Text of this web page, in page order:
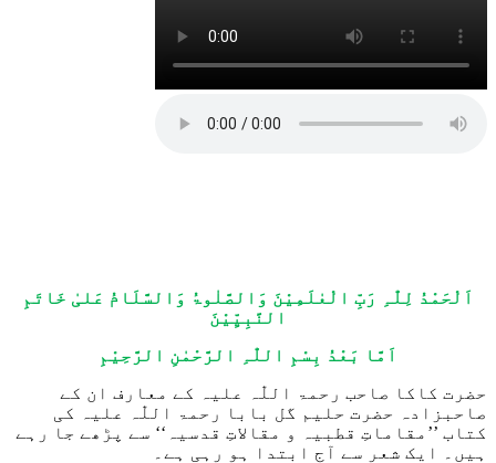
اَلْحَمْدُ لِلّٰہِ رَبِّ الْعٰلَمِیْنَ وَالصَّلٰوۃُ وَالسَّلَامُ عَلیٰ خَاتَمِ
النَّبِیِّیْنَ
اَمَّا بَعْدُ بِسْمِ اللّٰہِ الرَّحْمٰنِ الرَّحِیْمِ
حضرت کاکا صاحب رحمۃ اللّٰہ علیہ کے معارف ان کے
صاحبزادہ حضرت حلیم گل بابا رحمۃ اللّٰہ علیہ کی
کتاب ’’مقاماتِ قطبیہ و مقالاتِ قدسیہ‘‘ سے پڑھے جا رہے
ہیں۔ ایک شعر سے آج ابتدا ہو رہی ہے۔